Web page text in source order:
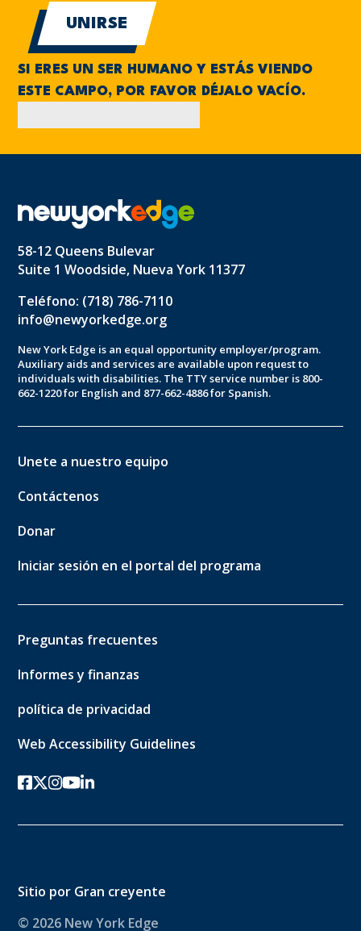
SI ERES UN SER HUMANO Y ESTÁS VIENDO
ESTE CAMPO, POR FAVOR DÉJALO VACÍO.
58-12 Queens Bulevar
Suite 1 Woodside, Nueva York 11377
Teléfono: (718) 786-7110
info@newyorkedge.org
New York Edge is an equal opportunity employer/program.
Auxiliary aids and services are available upon request to
individuals with disabilities. The TTY service number is 800-
662-1220 for English and 877-662-4886 for Spanish.
Unete a nuestro equipo
Contáctenos
Donar
Iniciar sesión en el portal del programa
Preguntas frecuentes
Informes y finanzas
política de privacidad
Web Accessibility Guidelines
Facebook
twitter-x
Instagram
YouTube
linkedin
Sitio por Gran creyente
© 2026 New York Edge